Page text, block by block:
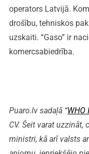
operators Latvijā.
drošību, tehniskos
uzskaiti. “Gaso” ir
komercsabiedrība.
Puaro.lv sadaļā “WHO
CV. Šeit varat
ministri, kā arī valsts